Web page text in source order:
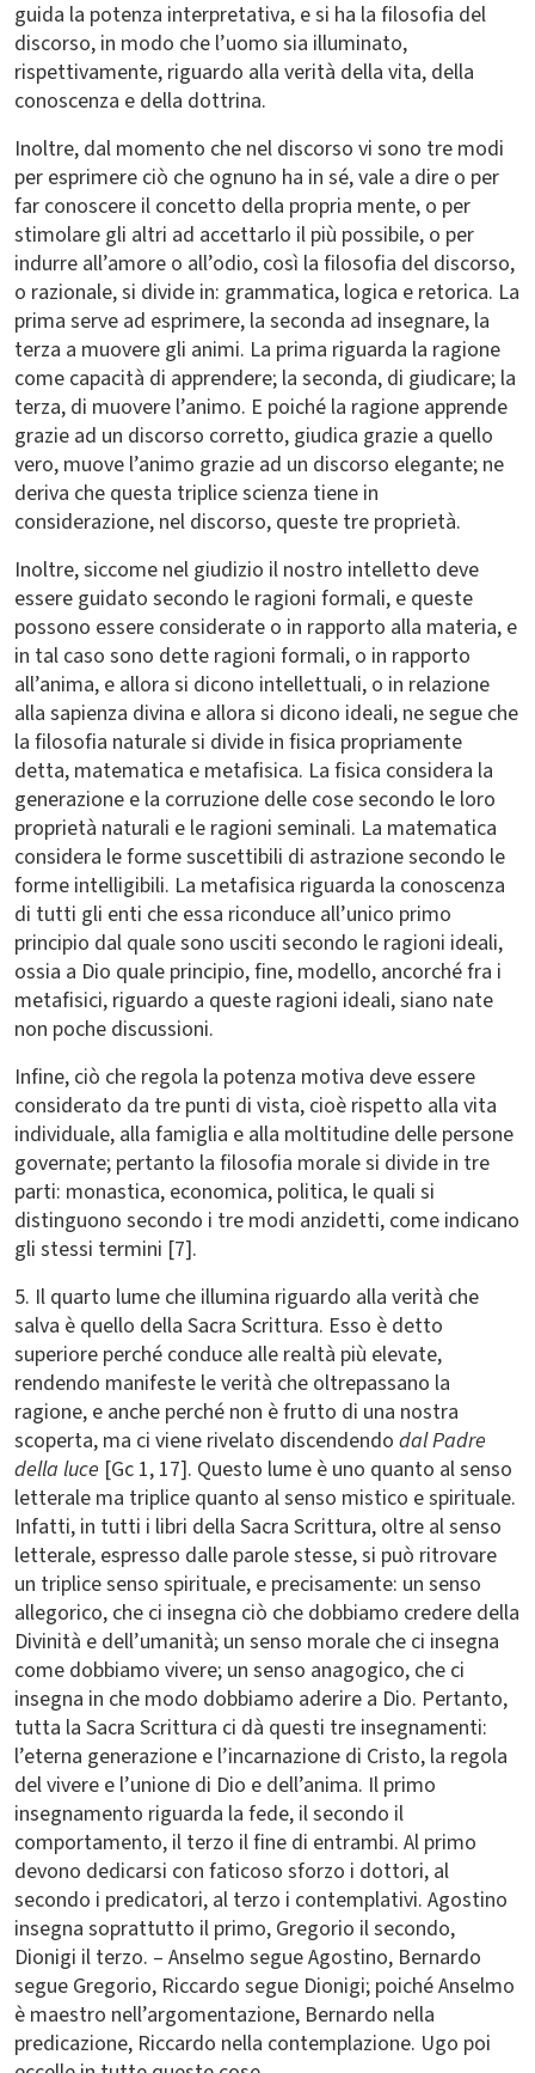
guida la potenza interpretativa, e si ha la filosofia del
discorso, in modo che l’uomo sia illuminato,
rispettivamente, riguardo alla verità della vita, della
conoscenza e della dottrina.
Inoltre, dal momento che nel discorso vi sono tre modi
per esprimere ciò che ognuno ha in sé, vale a dire o per
far conoscere il concetto della propria mente, o per
stimolare gli altri ad accettarlo il più possibile, o per
indurre all’amore o all’odio, così la filosofia del discorso,
o razionale, si divide in: grammatica, logica e retorica. La
prima serve ad esprimere, la seconda ad insegnare, la
terza a muovere gli animi. La prima riguarda la ragione
come capacità di apprendere; la seconda, di giudicare; la
terza, di muovere l’animo. E poiché la ragione apprende
grazie ad un discorso corretto, giudica grazie a quello
vero, muove l’animo grazie ad un discorso elegante; ne
deriva che questa triplice scienza tiene in
considerazione, nel discorso, queste tre proprietà.
Inoltre, siccome nel giudizio il nostro intelletto deve
essere guidato secondo le ragioni formali, e queste
possono essere considerate o in rapporto alla materia, e
in tal caso sono dette ragioni formali, o in rapporto
all’anima, e allora si dicono intellettuali, o in relazione
alla sapienza divina e allora si dicono ideali, ne segue che
la filosofia naturale si divide in fisica propriamente
detta, matematica e metafisica. La fisica considera la
generazione e la corruzione delle cose secondo le loro
proprietà naturali e le ragioni seminali. La matematica
considera le forme suscettibili di astrazione secondo le
forme intelligibili. La metafisica riguarda la conoscenza
di tutti gli enti che essa riconduce all’unico primo
principio dal quale sono usciti secondo le ragioni ideali,
ossia a Dio quale principio, fine, modello, ancorché fra i
metafisici, riguardo a queste ragioni ideali, siano nate
non poche discussioni.
Infine, ciò che regola la potenza motiva deve essere
considerato da tre punti di vista, cioè rispetto alla vita
individuale, alla famiglia e alla moltitudine delle persone
governate; pertanto la filosofia morale si divide in tre
parti: monastica, economica, politica, le quali si
distinguono secondo i tre modi anzidetti, come indicano
gli stessi termini [7].
5. Il quarto lume che illumina riguardo alla verità che
salva è quello della Sacra Scrittura. Esso è detto
superiore perché conduce alle realtà più elevate,
rendendo manifeste le verità che oltrepassano la
ragione, e anche perché non è frutto di una nostra
scoperta, ma ci viene rivelato discendendo dal Padre
della luce [Gc 1, 17]. Questo lume è uno quanto al senso
letterale ma triplice quanto al senso mistico e spirituale.
Infatti, in tutti i libri della Sacra Scrittura, oltre al senso
letterale, espresso dalle parole stesse, si può ritrovare
un triplice senso spirituale, e precisamente: un senso
allegorico, che ci insegna ciò che dobbiamo credere della
Divinità e dell’umanità; un senso morale che ci insegna
come dobbiamo vivere; un senso anagogico, che ci
insegna in che modo dobbiamo aderire a Dio. Pertanto,
tutta la Sacra Scrittura ci dà questi tre insegnamenti:
l’eterna generazione e l’incarnazione di Cristo, la regola
del vivere e l’unione di Dio e dell’anima. Il primo
insegnamento riguarda la fede, il secondo il
comportamento, il terzo il fine di entrambi. Al primo
devono dedicarsi con faticoso sforzo i dottori, al
secondo i predicatori, al terzo i contemplativi. Agostino
insegna soprattutto il primo, Gregorio il secondo,
Dionigi il terzo. – Anselmo segue Agostino, Bernardo
segue Gregorio, Riccardo segue Dionigi; poiché Anselmo
è maestro nell’argomentazione, Bernardo nella
predicazione, Riccardo nella contemplazione. Ugo poi